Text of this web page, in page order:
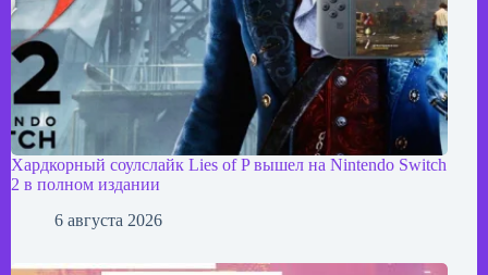
Хардкорный соулслайк Lies of P вышел на Nintendo Switch
2 в полном издании
6 августа 2026